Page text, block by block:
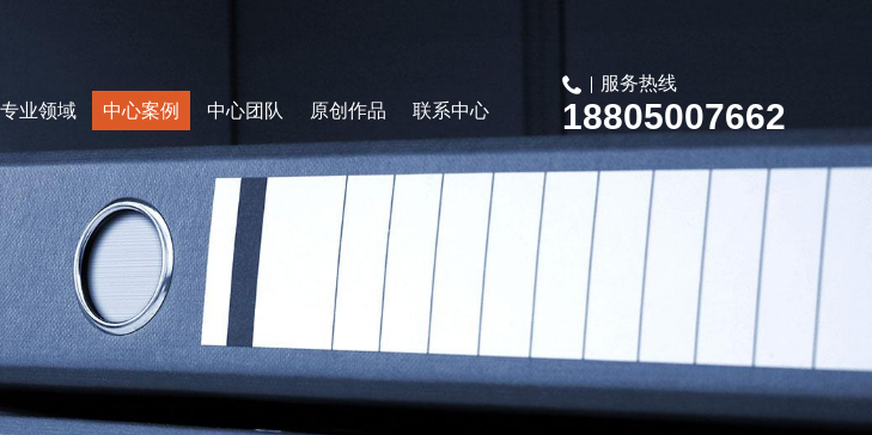
专业领域 中心案例 中心团队 原创作品 联系中心
服务热线
18805007662